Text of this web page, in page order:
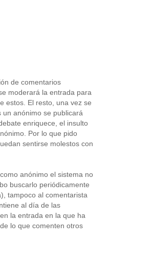
de comentarios
moderará la entrada para
estos. El resto, una vez se
anónimo se publicará
enriquece, el insulto
Por lo que pido
sentirse molestos con
anónimo el sistema no
buscarlo periódicamente
tampoco al comentarista
al día de las
la entrada en la que ha
lo que comenten otros